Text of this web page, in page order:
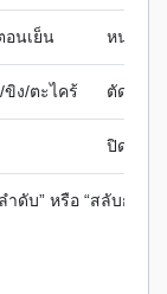
อนเย็น หนอนช
ขิง/ตะไคร้ ตัดวงจ
ปิดรอบ
ำดับ” หรือ “สลับกลุ่มตั